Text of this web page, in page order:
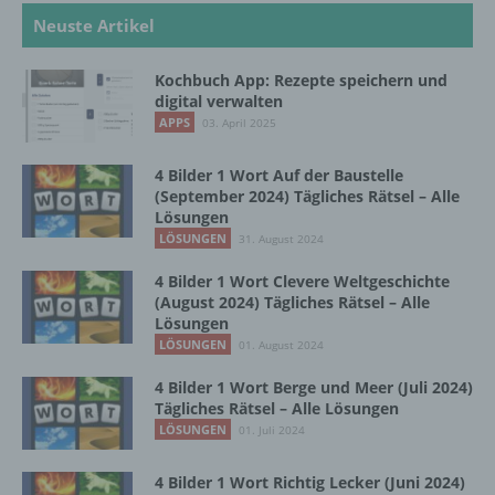
Neuste Artikel
Kochbuch App: Rezepte speichern und
digital verwalten
APPS 03. April 2025
4 Bilder 1 Wort Auf der Baustelle
(September 2024) Tägliches Rätsel – Alle
Lösungen
LÖSUNGEN 31. August 2024
4 Bilder 1 Wort Clevere Weltgeschichte
(August 2024) Tägliches Rätsel – Alle
Lösungen
LÖSUNGEN 01. August 2024
4 Bilder 1 Wort Berge und Meer (Juli 2024)
Tägliches Rätsel – Alle Lösungen
LÖSUNGEN 01. Juli 2024
4 Bilder 1 Wort Richtig Lecker (Juni 2024)
automatisierter Verfahren ausgeführte
Vorgang oder jede solche Vorgangsreihe im
Daten wie das Erheben, das Erfassen, die
Organisation, das Ordnen, die Speicherung,
die Anpassung oder Veränderung, das
die Offenlegung durch Übermittlung,
Verbreitung oder eine andere Form der
Bereitstellung, den Abgleich oder die
Verknüpfung, die Einschränkung, das
d) Einschränkung der Verarbeitung
Einschränkung der Verarbeitung ist die
Markierung gespeicherter
personenbezogener Daten mit dem Ziel, ihre
künftige Verarbeitung einzuschränken.